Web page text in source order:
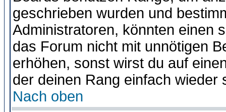
geschrieben wurden und
Administratoren, könnten einen
das Forum nicht mit unnötigen
erhöhen, sonst wirst du auf
der deinen Rang einfach wieder
Nach oben